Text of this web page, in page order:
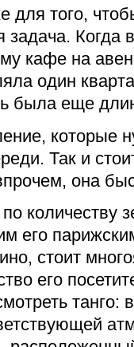
для того,
Когда
кафе на
один
была еще
которые
Так и
она
количеству
его
стоит
его
танго: